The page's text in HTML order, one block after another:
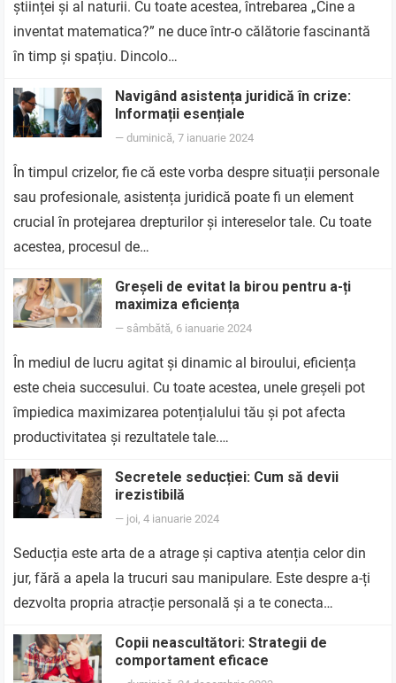
științei și al naturii. Cu toate acestea, întrebarea „Cine a
inventat matematica?” ne duce într-o călătorie fascinantă
în timp și spațiu. Dincolo…
Navigând asistența juridică în crize:
Informații esențiale
—duminică, 7 ianuarie 2024
În timpul crizelor, fie că este vorba despre situații personale
sau profesionale, asistența juridică poate fi un element
crucial în protejarea drepturilor și intereselor tale. Cu toate
acestea, procesul de…
Greșeli de evitat la birou pentru a-ți
maximiza eficiența
— sâmbătă, 6 ianuarie 2024
În mediul de lucru agitat și dinamic al biroului, eficiența
este cheia succesului. Cu toate acestea, unele greșeli pot
împiedica maximizarea potențialului tău și pot afecta
productivitatea și rezultatele tale.…
Secretele seducției: Cum să devii
irezistibilă
— joi, 4 ianuarie 2024
Seducția este arta de a atrage și captiva atenția celor din
jur, fără a apela la trucuri sau manipulare. Este despre a-ți
dezvolta propria atracție personală și a te conecta…
Copii neascultători: Strategii de
comportament eficace